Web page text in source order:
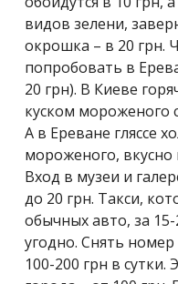
видов зелени,
окрошка – в 20 грн.
попробовать в
20 грн). В Киеве
куском мороженого
А в Ереване гляссе
мороженого,
Вход в музеи и
до 20 грн. Такси,
обычных авто, за
угодно. Снять
100-200 грн в